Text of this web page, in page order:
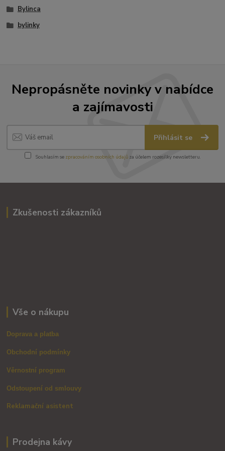
Bylinca
bylinky
Nepropásněte novinky v nabídce
a zajímavosti
Přihlásit se
Souhlasím se zpracováním osobních údajůza účelem rozesílky newsletteru.
Zkušenosti zákazníků
Vše o nákupu
Doprava a platba
Obchodní podmínky
Věrnostní program
Odstoupení od smlouvy
Reklamační asistent
Prodejna kávy